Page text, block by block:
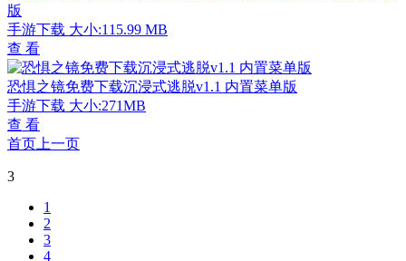
版
手游下载 大小:115.99 MB
查 看
恐惧之镜免费下载沉浸式逃脱v1.1 内置菜单版
手游下载 大小:271MB
查 看
首页 上一页
3
1
2
3
4